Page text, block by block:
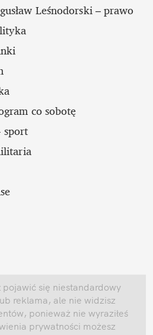
Leśnodorski – prawo
co sobotę
sport
pojawić się niestandardowy
reklama, ale nie widzisz
ponieważ nie wyraziłeś
prywatności możesz